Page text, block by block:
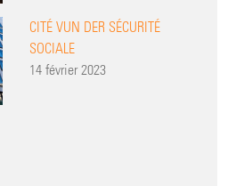
CITÉ VUN DER SÉCURITÉ
SOCIALE
14 février 2023